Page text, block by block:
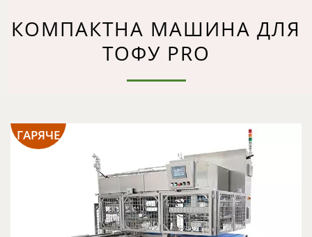
КОМПАКТНА МАШИНА ДЛЯ
ТОФУ PRO
ГАРЯЧЕ